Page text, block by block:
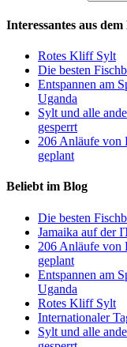
Interessantes aus dem
Rotes Kliff Sylt
Die besten
Entspannen am
Uganda
Sylt und alle
gesperrt
206 Anläufe von
geplant
Beliebt im Blog
Die besten
Jamaika auf der
206 Anläufe von
geplant
Entspannen am
Uganda
Rotes Kliff Sylt
Internationaler
Sylt und alle